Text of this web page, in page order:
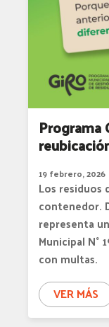
Programa
19 febrero, 2026
Los residuos
contenedor.
representa
Municipal N°
con multas.
VER MÁS